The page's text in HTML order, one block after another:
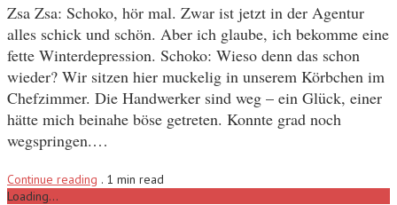
Zsa Zsa: Schoko, hör mal. Zwar ist jetzt in der Agentur
alles schick und schön. Aber ich glaube, ich bekomme eine
fette Winterdepression. Schoko: Wieso denn das schon
wieder? Wir sitzen hier muckelig in unserem Körbchen im
Chefzimmer. Die Handwerker sind weg – ein Glück, einer
hätte mich beinahe böse getreten. Konnte grad noch
wegspringen.…
Continue reading . 1 min read
Loading...